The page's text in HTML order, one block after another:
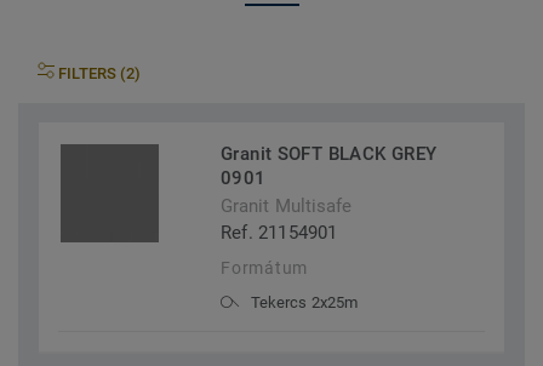
FILTERS (2)
Granit SOFT BLACK GREY
0901
Granit Multisafe
Ref. 21154901
Formátum
Tekercs 2x25m